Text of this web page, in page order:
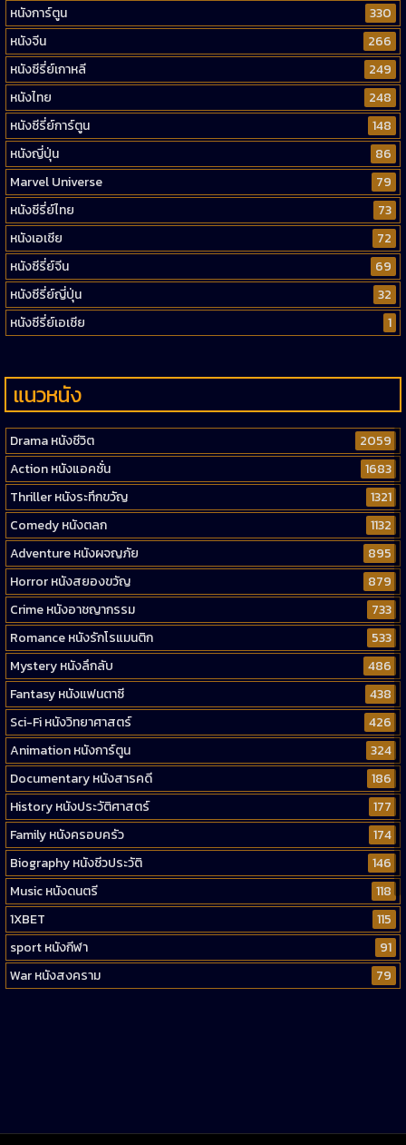
หนังการ์ตูน
330
หนังจีน
266
หนังซีรี่ย์เกาหลี
249
หนังไทย
248
หนังซีรี่ย์การ์ตูน
148
หนังญี่ปุ่น
86
Marvel Universe
79
หนังซีรี่ย์ไทย
73
หนังเอเชีย
72
หนังซีรี่ย์จีน
69
หนังซีรี่ย์ญี่ปุ่น
32
หนังซีรี่ย์เอเชีย
1
แนวหนัง
Drama หนังชีวิต
2059
Action หนังแอคชั่น
1683
Thriller หนังระทึกขวัญ
1321
Comedy หนังตลก
1132
Adventure หนังผจญภัย
895
Horror หนังสยองขวัญ
879
Crime หนังอาชญากรรม
733
Romance หนังรักโรแมนติก
533
Mystery หนังลึกลับ
486
Fantasy หนังแฟนตาซี
438
Sci-Fi หนังวิทยาศาสตร์
426
Animation หนังการ์ตูน
324
Documentary หนังสารคดี
186
History หนังประวัติศาสตร์
177
Family หนังครอบครัว
174
Biography หนังชีวประวัติ
146
Music หนังดนตรี
118
1XBET
115
sport หนังกีฬา
91
War หนังสงคราม
79